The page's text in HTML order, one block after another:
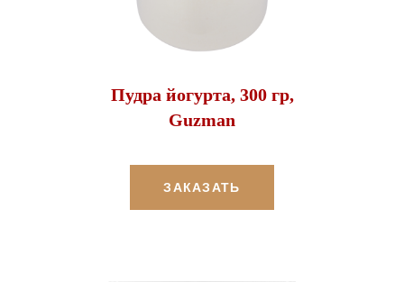
Пудра йогурта, 300 гр,
Guzman
ЗАКАЗАТЬ